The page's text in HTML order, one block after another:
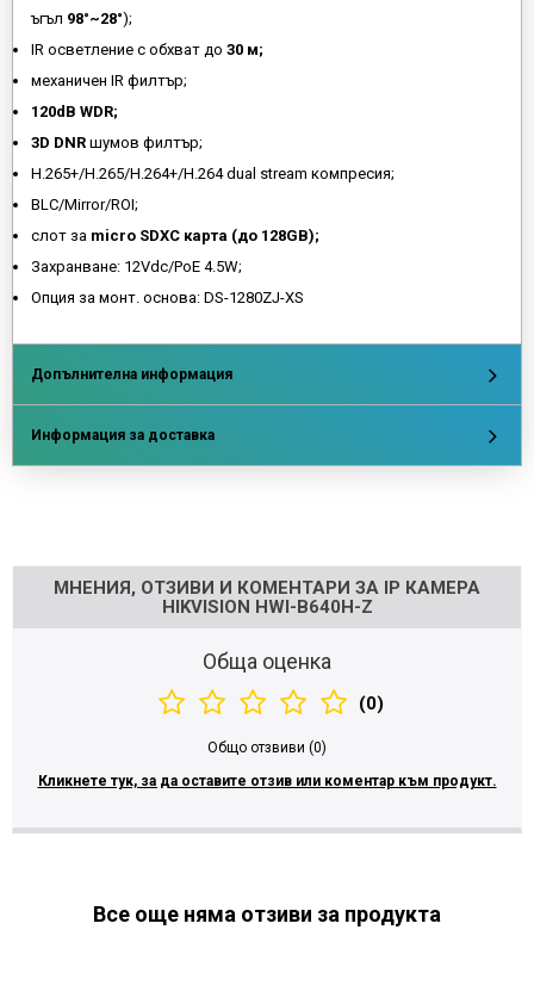
ъгъл 98°~28°);
IR осветление с обхват до 30 м;
механичен IR филтър;
120dB WDR;
3D DNR шумов филтър;
H.265+/H.265/H.264+/H.264 dual stream компресия;
BLC/Mirror/ROI;
слот за micro SDXC карта (до 128GB);
Захранване: 12Vdc/PoE 4.5W;
Опция за монт. основа: DS-1280ZJ-XS
Допълнителна информация
Информация за доставка
МНЕНИЯ, ОТЗИВИ И КОМЕНТАРИ ЗА IP КАМЕРА
HIKVISION HWI-B640H-Z
Обща оценка
(0)
Общо отзвиви (0)
Кликнете тук, за да оставите отзив или коментар към продукт.
Все още няма отзиви за продукта